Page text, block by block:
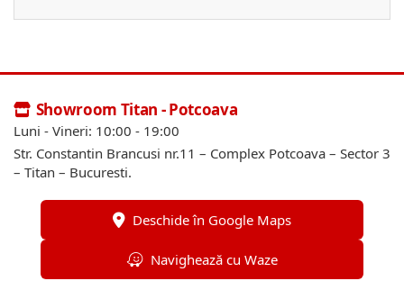
Showroom Titan - Potcoava
Luni - Vineri: 10:00 - 19:00
Str. Constantin Brancusi nr.11 – Complex Potcoava – Sector 3
– Titan – Bucuresti.
Deschide în Google Maps
Navighează cu Waze